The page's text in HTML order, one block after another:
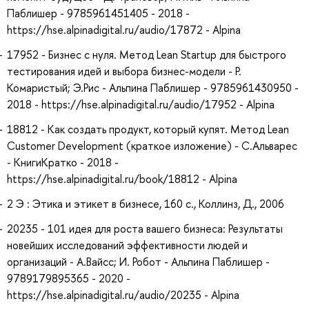
Паблишер - 9785961451405 - 2018 -
https://hse.alpinadigital.ru/audio/17872 - Alpina
17952 - Бизнес с нуля. Метод Lean Startup для быстрого
тестирования идей и выбора бизнес-модели - Р.
Комаристый; Э.Рис - Альпина Паблишер - 9785961430950 -
2018 - https://hse.alpinadigital.ru/audio/17952 - Alpina
18812 - Как создать продукт, который купят. Метод Lean
Customer Development (краткое изложение) - С.Альварес
- КнигиКратко - 2018 -
https://hse.alpinadigital.ru/book/18812 - Alpina
2 Э : Этика и этикет в бизнесе, 160 с., Коллинз, Д., 2006
20235 - 101 идея для роста вашего бизнеса: Результаты
новейших исследований эффективности людей и
организаций - А.Вайсc; И. Робот - Альпина Паблишер -
9789179895365 - 2020 -
https://hse.alpinadigital.ru/audio/20235 - Alpina